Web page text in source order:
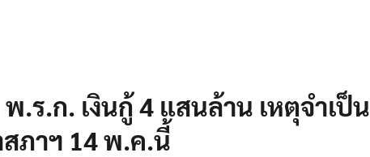
.ร.ก. เงินกู้ 4 แสนล้าน เหตุจำเป็น
สภาฯ 14 พ.ค.นี้